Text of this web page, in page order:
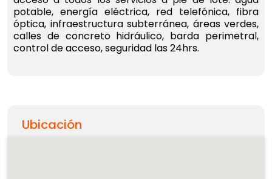
potable, energía eléctrica, red telefónica, fibra
óptica, infraestructura subterránea, áreas verdes,
calles de concreto hidráulico, barda perimetral,
control de acceso, seguridad las 24hrs.
Ubicación